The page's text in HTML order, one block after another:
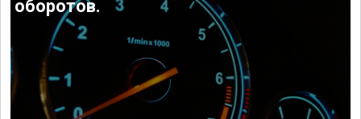
оборотов.